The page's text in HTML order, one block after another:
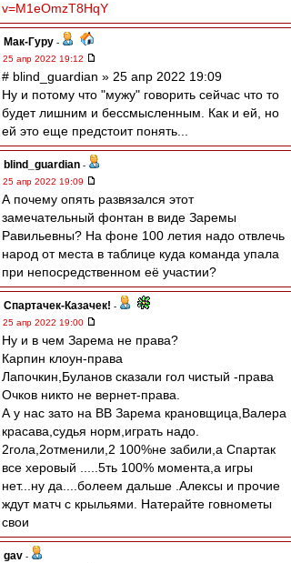
v=M1eOmzT8HqY
Мак-Гуру -
25 апр 2022 19:12
# blind_guardian » 25 апр 2022 19:09
Ну и потому что "мужу" говорить сейчас что то
будет лишним и бессмысленным. Как и ей, но
ей это еще предстоит понять...
blind_guardian -
25 апр 2022 19:09
А почему опять развязался этот
замечательный фонтан в виде Заремы
Равильевны? На фоне 100 летия надо отвлечь
народ от места в таблице куда команда упала
при непосредственном её участии?
Спартачек-Казачек! -
25 апр 2022 19:00
Ну и в чем Зарема не права?
Карпин клоун-права
Лапочкин,Буланов сказали гол чистый -права
Очков никто не вернет-права.
А у нас зато на ВВ Зарема крановщица,Валера
красава,судья норм,играть надо.
2гола,2отменили,2 100%не забили,а Спартак
все херовый .....5ть 100% момента,а игры
нет...ну да....болеем дальше .Алексы и прочие
ждут матч с крыльями. Натерайте говнометы
свои
gav -